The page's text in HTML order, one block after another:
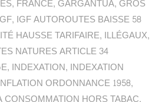
, FRANCE, GARGANTUA, GROS
, IGF AUTOROUTES BAISSE 58
HAUSSE TARIFAIRE, ILLÉGAUX,
NATURES ARTICLE 34
, INDEXATION, INDEXATION
ORDONNANCE 1958,